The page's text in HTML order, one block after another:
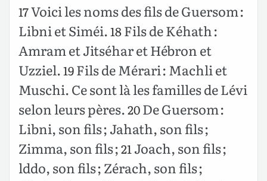
17Voici les noms des fils de Guersom :
Libni et Siméi.18Fils de Kéhath :
Amram et Jitséhar et Hébron et
Uzziel.19Fils de Mérari : Machli et
Muschi. Ce sont là les familles de Lévi
selon leurs pères.20De Guersom :
Libni, son fils ; Jahath, son fils ;
Zimma, son fils ;21 Joach, son fils ;
lddo, son fils ; Zérach, son fils ;